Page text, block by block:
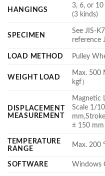
HANGINGS
3, 6, or 10
(3 kinds)
SPECIMEN
See JIS-
reference
LOAD METHOD Pulley
WEIGHT LOAD
Max. 500
kgf）
DISPLACEMENT
MEASUREMENT
Magnetic
Scale 1/
± 150 mm
TEMPERATURE
RANGE
Max. 200
SOFTWARE Windows